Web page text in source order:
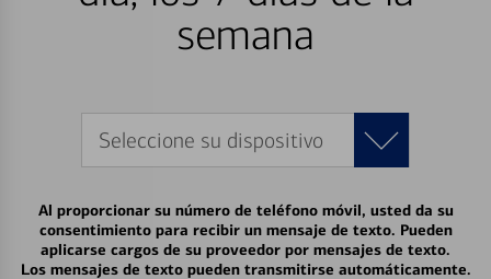
semana
Seleccione su dispositivo
Al proporcionar su número de teléfono móvil, usted da su
consentimiento para recibir un mensaje de texto. Pueden
aplicarse cargos de su proveedor por mensajes de texto.
Los mensajes de texto pueden transmitirse automáticamente.